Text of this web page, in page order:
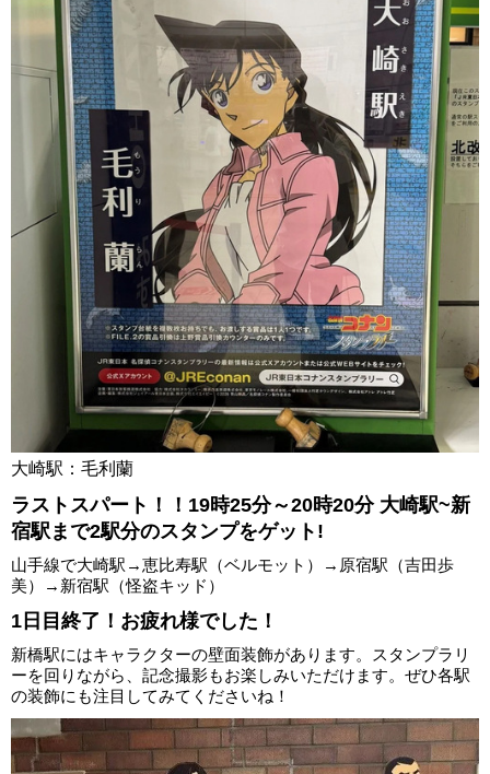
大崎駅：毛利蘭
ラストスパート！！19時25分～20時20分 大崎駅~新
宿駅まで2駅分のスタンプをゲット!
山手線で大崎駅→恵比寿駅（ベルモット）→原宿駅（吉田歩
美）→新宿駅（怪盗キッド）
1日目終了！お疲れ様でした！
新橋駅にはキャラクターの壁面装飾があります。スタンプラリ
ーを回りながら、記念撮影もお楽しみいただけます。ぜひ各駅
の装飾にも注目してみてくださいね！